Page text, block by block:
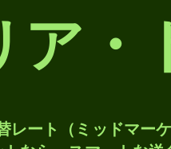
ア・
ート（ミッドマーケ